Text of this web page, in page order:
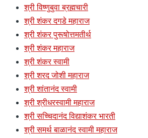
श्री विष्णुबुवा ब्रह्मचारी
श्री शंकर दगडे महाराज
श्री शंकर पुरूषोत्तमतीर्थ
श्री शंकर महाराज
श्री शंकर स्वामी
श्री शरद जोशी महाराज
श्री शांतानंद स्वामी
श्री श्रीधरस्वामी महाराज
श्री सच्चिदानंद विद्याशंकर भारती
श्री समर्थ बाळानंद स्वामी महाराज